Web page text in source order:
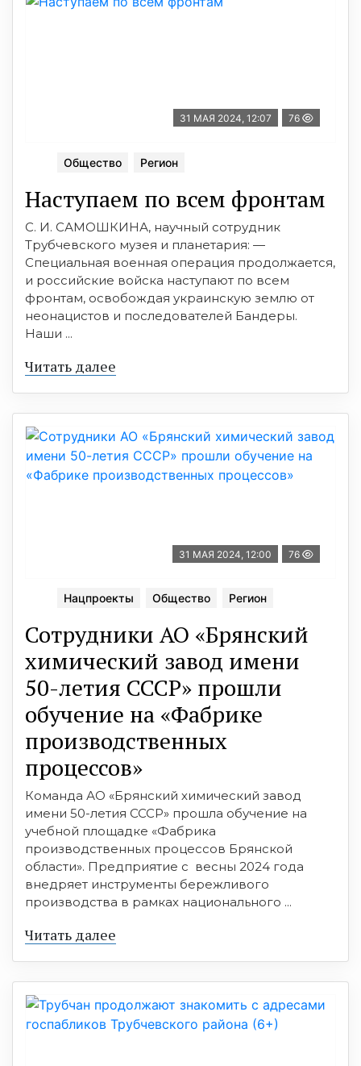
31 МАЯ 2024, 12:07 76
Общество Регион
Наступаем по всем фронтам
С. И. САМОШКИНА, научный сотрудник
Трубчевского музея и планетария: —
Специальная военная операция продолжается,
и российские войска наступают по всем
фронтам, освобождая украинскую землю от
неонацистов и последователей Бандеры.
Наши ...
Читать далее
31 МАЯ 2024, 12:00 76
Нацпроекты Общество Регион
Сотрудники АО «Брянский
химический завод имени
50-летия СССР» прошли
обучение на «Фабрике
производственных
процессов»
Команда АО «Брянский химический завод
имени 50-летия СССР» прошла обучение на
учебной площадке «Фабрика
производственных процессов Брянской
области». Предприятие с весны 2024 года
внедряет инструменты бережливого
производства в рамках национального ...
Читать далее